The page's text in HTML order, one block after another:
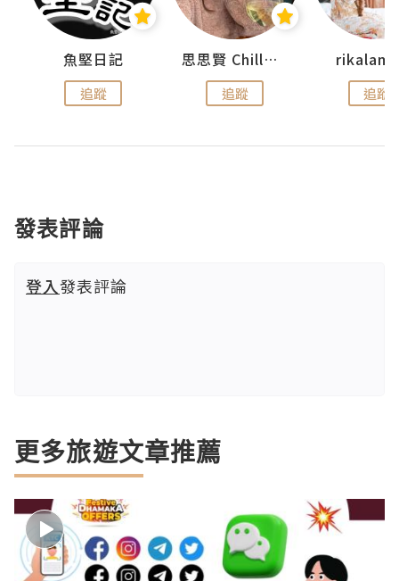
魚堅日記
追蹤
思思賢 ChillMyBabe
追蹤 追蹤
發表評論
登入發表評論
更多旅遊文章推薦